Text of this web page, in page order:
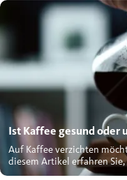
Ist Kaffee gesund oder
Auf Kaffee verzichten
diesem Artikel erfahren
gesund ist und was...